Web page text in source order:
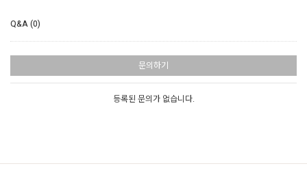
Q&A (0)
문의하기
등록된 문의가 없습니다.